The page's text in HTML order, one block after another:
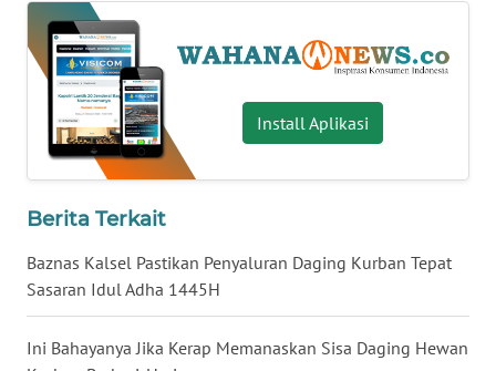
Install Aplikasi
Berita Terkait
Baznas Kalsel Pastikan Penyaluran Daging Kurban Tepat
Sasaran Idul Adha 1445H
Ini Bahayanya Jika Kerap Memanaskan Sisa Daging Hewan
SUMBAR
WN
SUMSEL
WN
BENGKULU
LAMPUNG
WN
JATENG